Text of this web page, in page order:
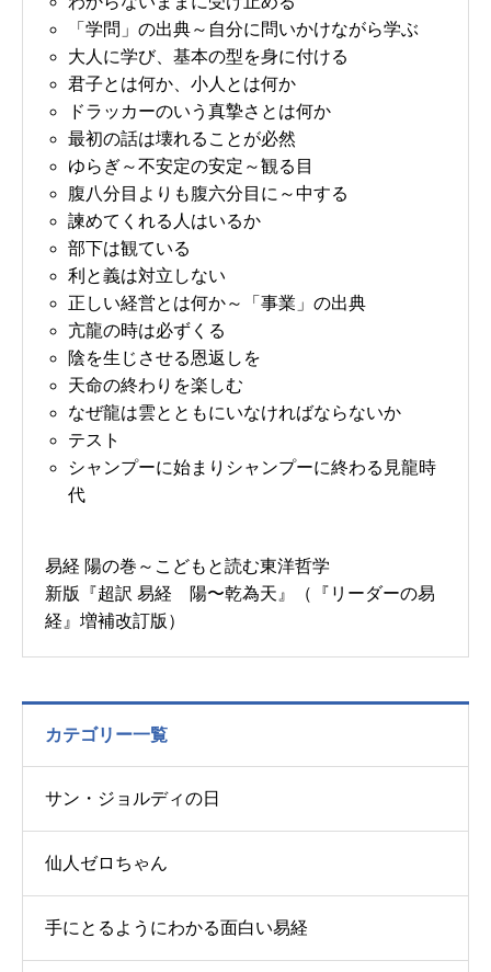
「学問」の出典～自分に問いかけながら学ぶ
大人に学び、基本の型を身に付ける
君子とは何か、小人とは何か
ドラッカーのいう真摯さとは何か
最初の話は壊れることが必然
ゆらぎ～不安定の安定～観る目
腹八分目よりも腹六分目に～中する
諫めてくれる人はいるか
部下は観ている
利と義は対立しない
正しい経営とは何か～「事業」の出典
亢龍の時は必ずくる
陰を生じさせる恩返しを
天命の終わりを楽しむ
なぜ龍は雲とともにいなければならないか
テスト
シャンプーに始まりシャンプーに終わる見龍時
代
易経 陽の巻～こどもと読む東洋哲学
新版『超訳 易経 陽〜乾為天』（『リーダーの易
経』増補改訂版）
カテゴリー一覧
サン・ジョルディの日
仙人ゼロちゃん
手にとるようにわかる面白い易経